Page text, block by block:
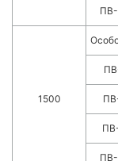
ПВ-
1500
ПВ-